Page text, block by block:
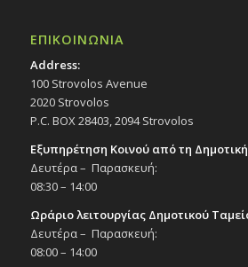
ΕΠΙΚΟΙΝΩΝΙΑ
Address:
100 Strovolos Avenue
2020 Strovolos
P.C. BOX 28403, 2094 Strovolos
Εξυπηρέτηση Κοινού από τη
Δευτέρα – Παρασκευή:
08:30 – 14:00
Ωράριο λειτουργίας Δημοτικού
Δευτέρα – Παρασκευή:
08:00 – 14:00